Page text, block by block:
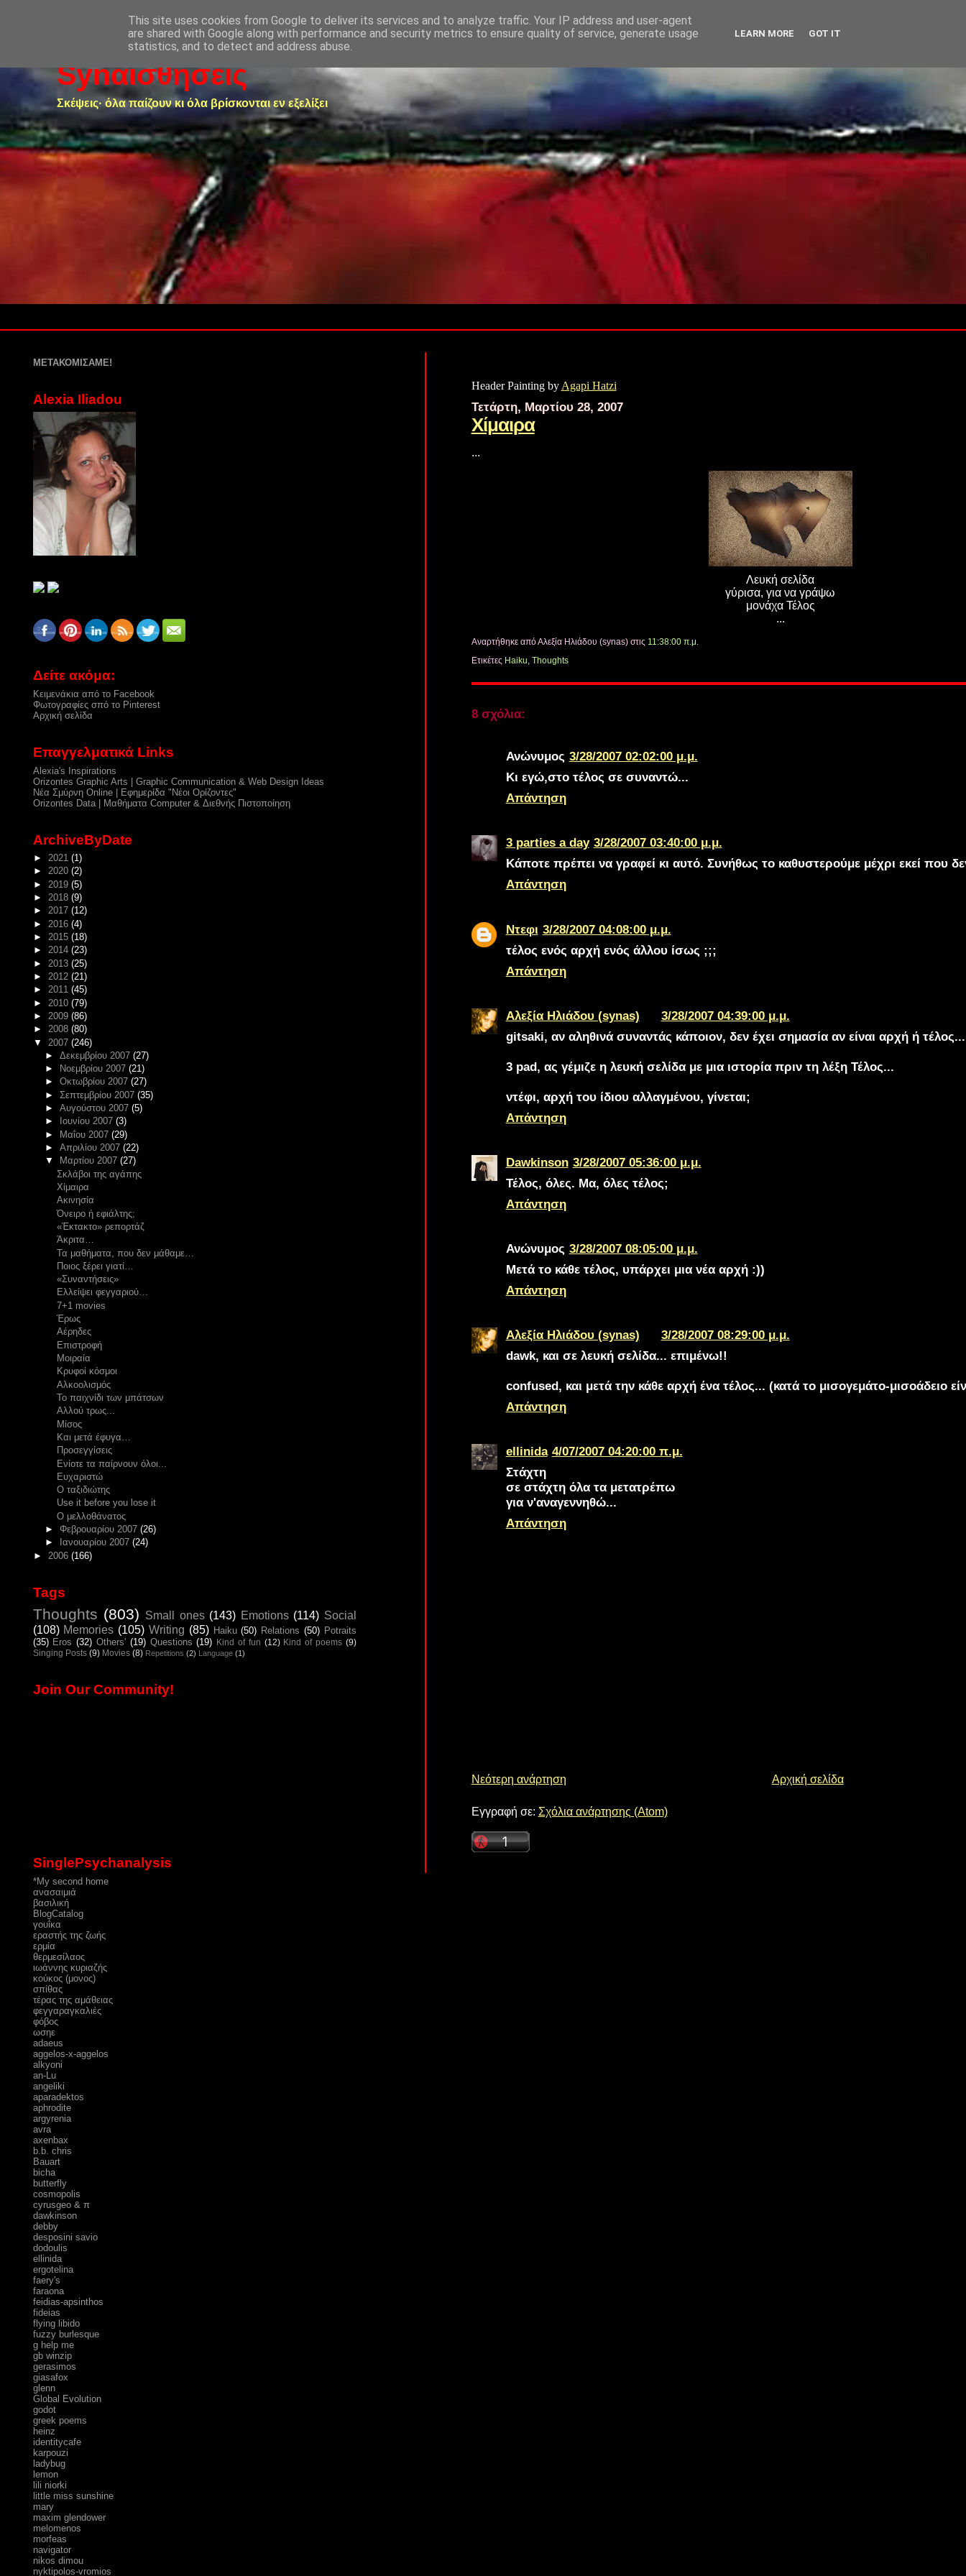
Synαισθήσεις
Σκέψεις· όλα παίζουν κι όλα βρίσκονται εν εξελίξει
Header Painting by Agapi Hatzi
Τετάρτη, Μαρτίου 28, 2007
Χίμαιρα
...
Λευκή σελίδα
γύρισα, για να γράψω
μονάχα Τέλος
...
Αναρτήθηκε από Αλεξία Ηλιάδου (synas) στις 11:38:00 π.μ.
Ετικέτες Haiku, Thoughts
8 σχόλια:
Ανώνυμος 3/28/2007 02:02:00 μ.μ.
Κι εγώ,στο τέλος σε συναντώ...
Απάντηση
3 parties a day 3/28/2007 03:40:00 μ.μ.
Κάποτε πρέπει να γραφεί κι αυτό. Συνήθως το καθυστερούμε μέχρι εκεί που
Απάντηση
Ντεφι 3/28/2007 04:08:00 μ.μ.
τέλος ενός αρχή ενός άλλου ίσως ;;;
Απάντηση
Αλεξία Ηλιάδου (synas)
3/28/2007 04:39:00 μ.μ.
gitsaki, αν αληθινά συναντάς κάποιον, δεν έχει σημασία αν είναι αρχή ή τέλος...
3 pad, ας γέμιζε η λευκή σελίδα με μια ιστορία πριν τη λέξη Τέλος...
ντέφι, αρχή του ίδιου αλλαγμένου, γίνεται;
Απάντηση
Dawkinson 3/28/2007 05:36:00 μ.μ.
Τέλος, όλες. Μα, όλες τέλος;
Απάντηση
Ανώνυμος 3/28/2007 08:05:00 μ.μ.
Μετά το κάθε τέλος, υπάρχει μια νέα αρχή :))
Απάντηση
Αλεξία Ηλιάδου (synas)
3/28/2007 08:29:00 μ.μ.
dawk, και σε λευκή σελίδα... επιμένω!!
confused, και μετά την κάθε αρχή ένα τέλος... (κατά το μισογεμάτο-μισοάδειο
Απάντηση
ellinida 4/07/2007 04:20:00 π.μ.
Στάχτη
σε στάχτη όλα τα μετατρέπω
για ν'αναγεννηθώ...
Απάντηση
Νεότερη ανάρτηση Αρχική σελίδα
Εγγραφή σε: Σχόλια ανάρτησης (Atom)
ΜΕΤΑΚΟΜΙΣΑΜΕ!
Alexia Iliadou
Δείτε ακόμα:
Κειμενάκια από το Facebook
Φωτογραφίες σπό το Pinterest
Αρχική σελίδα
Επαγγελματικά Links
Alexia's Inspirations
Orizontes Graphic Arts | Graphic Communication & Web Design Ideas
Νέα Σμύρνη Online | Εφημερίδα "Νέοι Ορίζοντες"
Orizontes Data | Μαθήματα Computer & Διεθνής Πιστοποίηση
ArchiveByDate
► 2021 (1)
► 2020 (2)
► 2019 (5)
► 2018 (9)
► 2017 (12)
► 2016 (4)
► 2015 (18)
► 2014 (23)
► 2013 (25)
► 2012 (21)
► 2011 (45)
► 2010 (79)
► 2009 (86)
► 2008 (80)
▼ 2007 (246)
► Δεκεμβρίου 2007 (27)
►
Νοεμβρίου 2007 (21)
► Οκτωβρίου 2007 (27)
► Σεπτεμβρίου 2007 (35)
► Αυγούστου 2007 (5)
►
Ιουνίου 2007 (3)
► Μαΐου 2007 (29)
► Απριλίου 2007 (22)
▼
Μαρτίου 2007 (27)
Σκλάβοι της αγάπης
Χίμαιρα
Ακινησία
Όνειρο ή εφιάλτης;
«Έκτακτο» ρεπορτάζ
Άκριτα…
Τα μαθήματα, που δεν μάθαμε…
Ποιος ξέρει γιατί…
«Συναντήσεις»
Ελλείψει φεγγαριού…
7+1 movies
Έρως
Αέρηδες
Επιστροφή
Μοιραία
Κρυφοί κόσμοι
Αλκοολισμός
Το παιχνίδι των μπάτσων
Αλλού τρως...
Mίσος
Και μετά έφυγα…
Προσεγγίσεις
Ενίοτε τα παίρνουν όλοι...
Ευχαριστώ
Ο ταξιδιώτης
Use it before you lose it
Ο μελλοθάνατος
► Φεβρουαρίου 2007 (26)
►
Ιανουαρίου 2007 (24)
► 2006 (166)
Tags
Thoughts (803) Small ones (143) Emotions (114) Social
(108) Memories (105) Writing (85) Haiku (50) Relations (50) Potraits
(35) Eros (32) Others' (19) Questions (19) Kind of fun (12) Kind of poems (9)
Singing Posts (9) Movies (8) Repetitions (2) Language (1)
Join Our Community!
SinglePsychanalysis
*My second home
ανασαιμιά
βασιλική
ΒlogCatalog
γουΐκα
εραστής της ζωής
ερμία
θερμεσίλαος
ιωάννης κυριαζής
κούκος (μονος)
σπίθας
τέρας της αμάθειας
φεγγαραγκαλιές
φόβος
ωσηε
adaeus
aggelos-x-aggelos
alkyoni
an-Lu
angeliki
aparadektos
aphrodite
argyrenia
avra
axenbax
b.b. chris
Bauart
bicha
butterfly
cosmopolis
cyrusgeo & π
dawkinson
debby
desposini savio
dodoulis
ellinida
ergotelina
faery's
faraona
feidias-apsinthos
fideias
flying libido
fuzzy burlesque
g help me
gb winzip
gerasimos
giasafox
glenn
Global Evolution
godot
greek poems
heinz
identitycafe
karpouzi
ladybug
lemon
lili niorki
little miss sunshine
mary
maxim glendower
melomenos
morfeas
navigator
nikos dimou
nyktipolos-vromios
This site uses cookies from Google to deliver its services and to analyze traffic. Your IP address and user-agent
are shared with Google along with performance and security metrics to ensure quality of service, generate usage
statistics, and to detect and address abuse.
LEARN MORE GOT IT